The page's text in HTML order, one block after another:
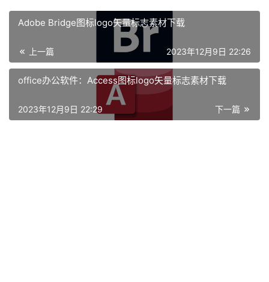
页
Adobe Bridge图标logo矢量标志素材下载
上一篇 2023年12月9日 22:26
office办公软件：Access图标logo矢量标志素材下载
下一篇
2023年12月9日 22:29